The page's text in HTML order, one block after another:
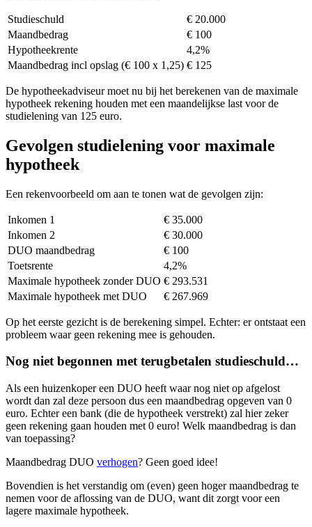
Studieschuld
€ 20.000
Maandbedrag
€ 100
Hypotheekrente
4,2%
Maandbedrag incl opslag (€ 100 x 1,25) € 125
De hypotheekadviseur moet nu bij het berekenen van de maximale
hypotheek rekening houden met een maandelijkse last voor de
studielening van 125 euro.
Gevolgen studielening voor maximale
hypotheek
Een rekenvoorbeeld om aan te tonen wat de gevolgen zijn:
Inkomen 1
€ 35.000
Inkomen 2
€ 30.000
DUO maandbedrag
€ 100
Toetsrente
4,2%
Maximale hypotheek zonder DUO € 293.531
Maximale hypotheek met DUO
€ 267.969
Op het eerste gezicht is de berekening simpel. Echter: er ontstaat een
probleem waar geen rekening mee is gehouden.
Nog niet begonnen met terugbetalen studieschuld…
Als een huizenkoper een DUO heeft waar nog niet op afgelost
wordt dan zal deze persoon dus een maandbedrag opgeven van 0
euro. Echter een bank (die de hypotheek verstrekt) zal hier zeker
geen rekening gaan houden met 0 euro! Welk maandbedrag is dan
van toepassing?
Maandbedrag DUO verhogen? Geen goed idee!
Bovendien is het verstandig om (even) geen hoger maandbedrag te
nemen voor de aflossing van de DUO, want dit zorgt voor een
lagere maximale hypotheek.